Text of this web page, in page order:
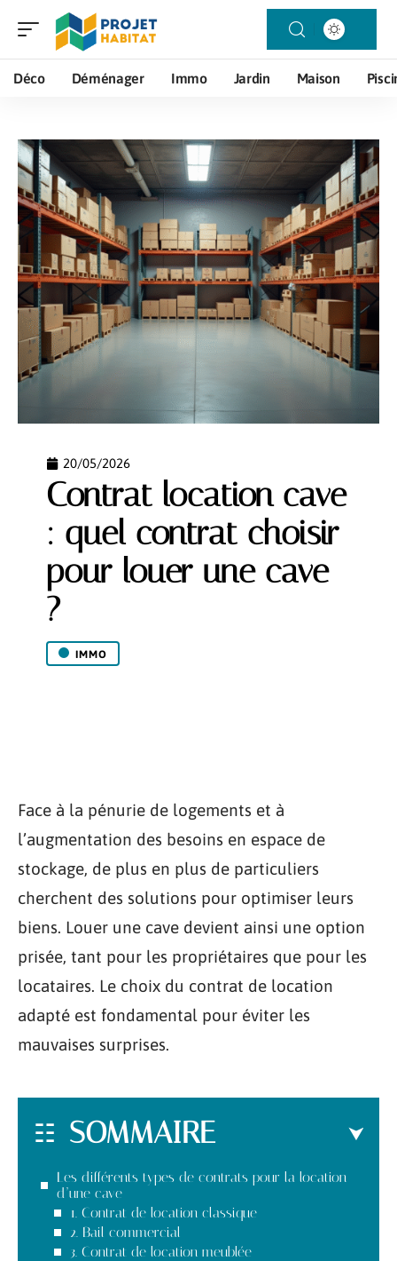
Déco Déménager Immo Jardin Maison
20/05/2026
Contrat location cave
: quel contrat choisir
pour louer une cave
?
IMMO
Face à la pénurie de logements et à
l’augmentation des besoins en espace de
stockage, de plus en plus de particuliers
cherchent des solutions pour optimiser leurs
biens. Louer une cave devient ainsi une option
prisée, tant pour les propriétaires que pour les
locataires. Le choix du contrat de location
adapté est fondamental pour éviter les
mauvaises surprises.
SOMMAIRE
Les différents types de contrats pour la location
d’une cave
1. Contrat de location classique
2. Bail commercial
3. Contrat de location meublée